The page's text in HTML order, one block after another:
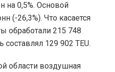
на 0,5%. Основой
(-26,3%). Что касается
обработали 215 748
составлял 129 902 TEU.
области воздушная